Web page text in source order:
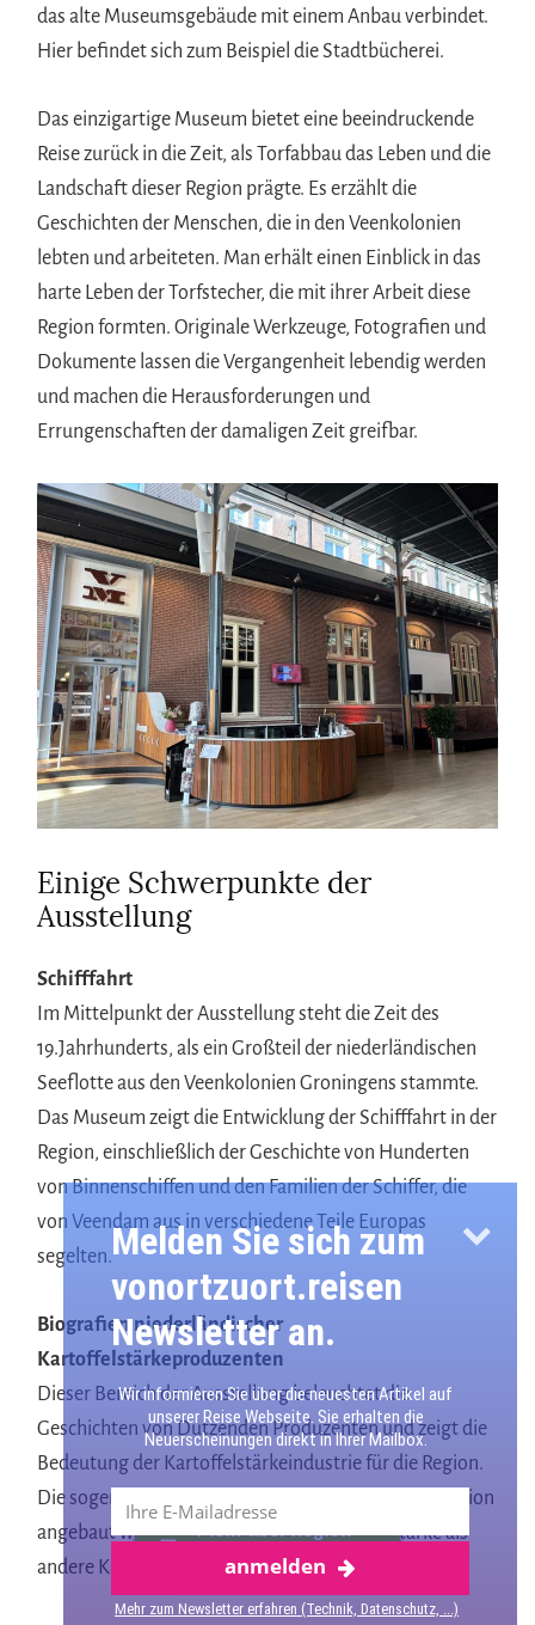
das alte Museumsgebäude mit einem Anbau verbindet.
Hier befindet sich zum Beispiel die Stadtbücherei.
Das einzigartige Museum bietet eine beeindruckende
Reise zurück in die Zeit, als Torfabbau das Leben und die
Landschaft dieser Region prägte. Es erzählt die
Geschichten der Menschen, die in den Veenkolonien
lebten und arbeiteten. Man erhält einen Einblick in das
harte Leben der Torfstecher, die mit ihrer Arbeit diese
Region formten. Originale Werkzeuge, Fotografien und
Dokumente lassen die Vergangenheit lebendig werden
und machen die Herausforderungen und
Errungenschaften der damaligen Zeit greifbar.
Einige Schwerpunkte der
Ausstellung
Schifffahrt
Im Mittelpunkt der Ausstellung steht die Zeit des
19.Jahrhunderts, als ein Großteil der niederländischen
Seeflotte aus den Veenkolonien Groningens stammte.
Das Museum zeigt die Entwicklung der Schifffahrt in der
Region, einschließlich der Geschichte von Hunderten
von Binnenschiffen und den Familien der Schiffer, die
von Veendam aus in verschiedene Teile Europas
segelten.
Biografien niederländischer
Kartoffelstärkeproduzenten
Dieser Bereich der Ausstellung beleuchtet die
Geschichten von Dutzenden Produzenten und zeigt die
Bedeutung der Kartoffelstärkeindustrie für die Region.
Die sogenannte „Goldene Kartoffel“, die in dieser Region
angebaut wurde, produziert mehr Kartoffelstärke als
andere Kartoffeln.
Mehr über Region
Groningen
Melden Sie sich zum
vonortzuort.reisen
Newsletter an.
Wir informieren Sie über die neuesten Artikel auf
unserer Reise Webseite. Sie erhalten die
Neuerscheinungen direkt in Ihrer Mailbox.
anmelden
Mehr zum Newsletter erfahren (Technik, Datenschutz, ...)